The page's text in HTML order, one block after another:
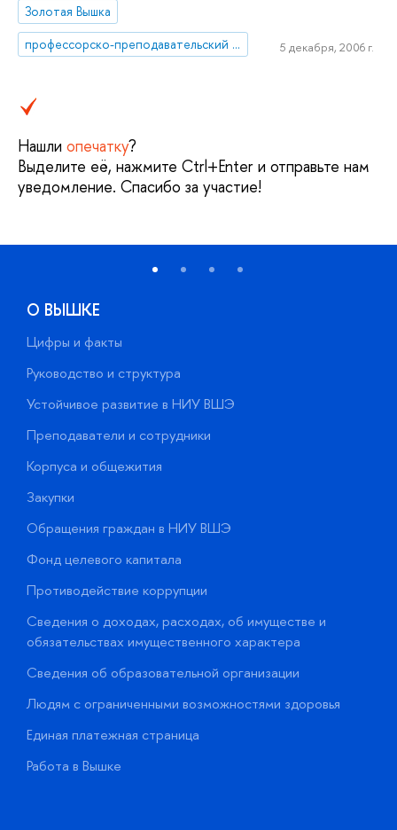
Золотая Вышка
профессорско-преподавательский состав
5 декабря, 2006 г.
Нашли опечатку?
Выделите её, нажмите Ctrl+Enter и отправьте нам
уведомление. Спасибо за участие!
О ВЫШКЕ
Цифры и факты
Руководство и структура
Устойчивое развитие в НИУ ВШЭ
Преподаватели и сотрудники
Корпуса и общежития
Закупки
Обращения граждан в НИУ ВШЭ
Фонд целевого капитала
Противодействие коррупции
Сведения о доходах, расходах, об имуществе и
обязательствах имущественного характера
Сведения об образовательной организации
Людям с ограниченными возможностями здоровья
Единая платежная страница
Работа в Вышке